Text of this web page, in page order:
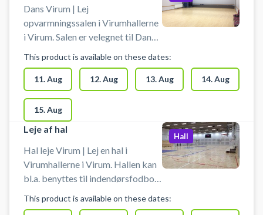
Dans Virum | Lej
opvarmningssalen i Virumhallerne
i Virum. Salen er velegnet til Dans,
180 m2, som ligger i tilknytning til
hal 2. Salen kan mørkelægges og
har lyst trægulv. Der er trådløst
netværk og lydanlæg for
tilslutning af computer,
smartphone eller tablet.
This product is available on these dates:
11. Aug 12. Aug 13. Aug 14. Aug
15. Aug
Leje af hal
Hal leje Virum | Lej en hal i
Virumhallerne i Virum. Hallen kan
bl.a. benyttes til indendørsfodbold
omklædning.
Hall
This product is available on these dates: